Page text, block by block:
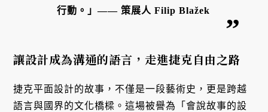
行動。」—— 策展人 Filip Blažek
讓設計成為溝通的語言，走進捷克自由之路
捷克平面設計的故事，不僅是一段藝術史，更是跨越
語言與國界的文化橋樑。這場被譽為「會說故事的設